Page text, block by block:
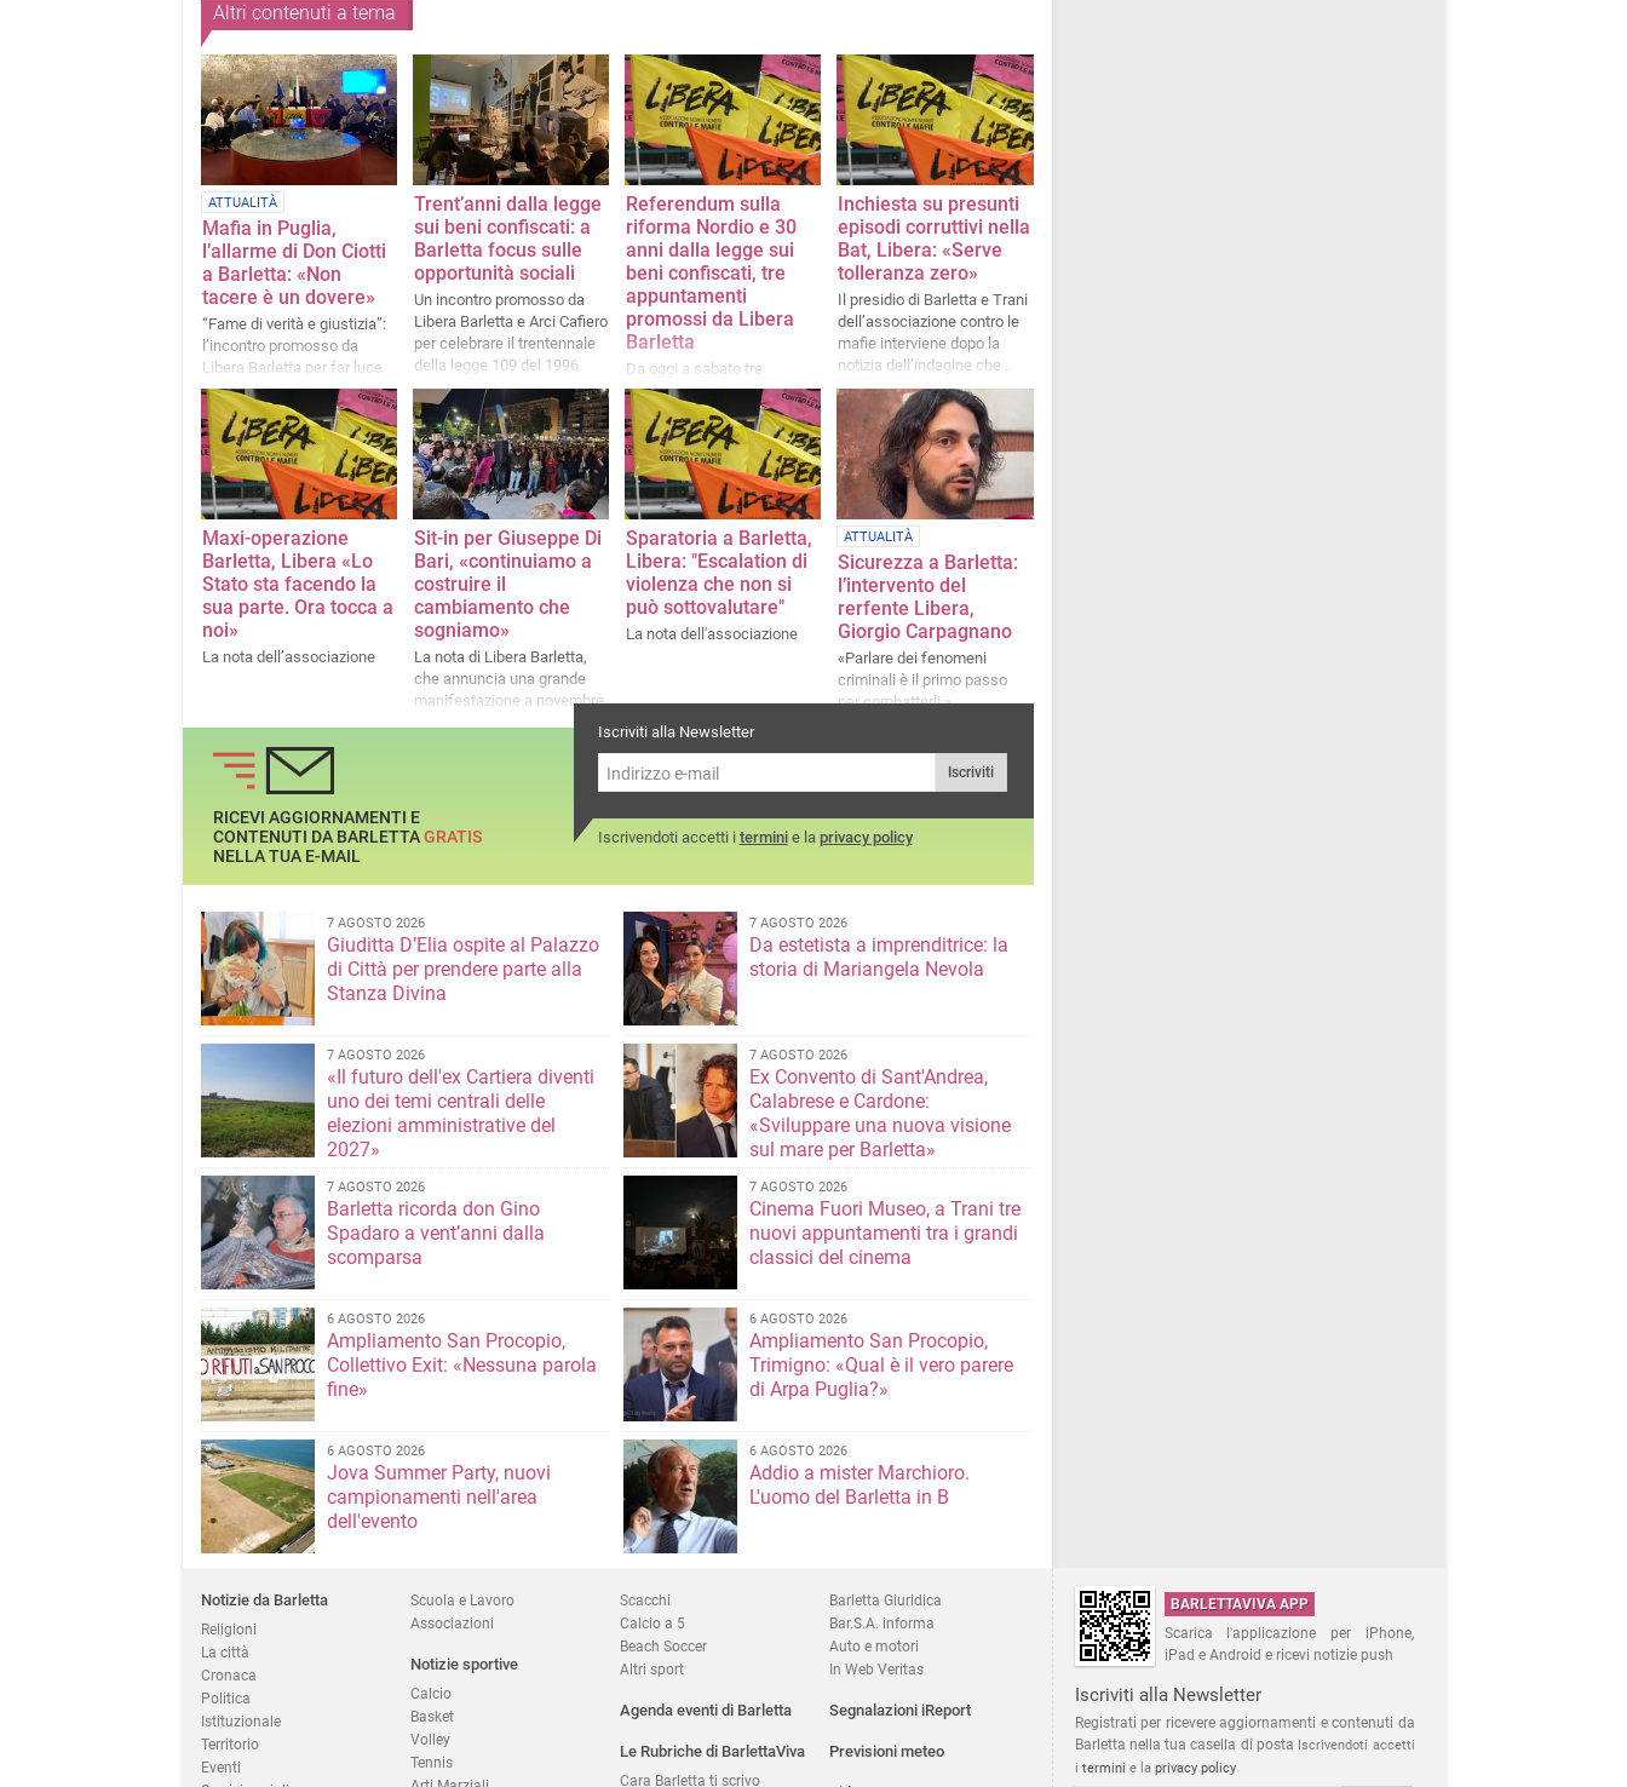
Altri contenuti a tema
ATTUALITÀ
Mafia in Puglia,
l’allarme di Don Ciotti
a Barletta: «Non
tacere è un dovere»
“Fame di verità e giustizia”:
l’incontro promosso da
Libera Barletta per far luce
sulla presenza della
criminalità organizzata nel
territorio della provincia BAT
Trent’anni dalla legge
sui beni confiscati: a
Barletta focus sulle
opportunità sociali
Un incontro promosso da
Libera Barletta e Arci Cafiero
per celebrare il trentennale
della legge 109 del 1996
Referendum sulla
riforma Nordio e 30
anni dalla legge sui
beni confiscati, tre
appuntamenti
promossi da Libera
Barletta
Da oggi a sabato tre
momenti di confronto
Inchiesta su presunti
episodi corruttivi nella
Bat, Libera: «Serve
tolleranza zero»
Il presidio di Barletta e Trani
dell’associazione contro le
mafie interviene dopo la
notizia dell’indagine che
coinvolge il presidente della
Provincia
Maxi-operazione
Barletta, Libera «Lo
Stato sta facendo la
sua parte. Ora tocca a
noi»
La nota dell’associazione
Sit-in per Giuseppe Di
Bari, «continuiamo a
costruire il
cambiamento che
sogniamo»
La nota di Libera Barletta,
che annuncia una grande
manifestazione a novembre
Sparatoria a Barletta,
Libera: "Escalation di
violenza che non si
può sottovalutare"
La nota dell'associazione
ATTUALITÀ
Sicurezza a Barletta:
l’intervento del
rerfente Libera,
Giorgio Carpagnano
«Parlare dei fenomeni
criminali è il primo passo
per combatterli »
Iscriviti alla Newsletter
Iscriviti
Iscrivendoti accetti i terminie la privacy policy
RICEVI AGGIORNAMENTI E
CONTENUTI DA BARLETTAGRATIS
NELLA TUA E-MAIL
7 AGOSTO 2026
Giuditta D’Elia ospite al Palazzo
di Città per prendere parte alla
Stanza Divina
7 AGOSTO 2026
Da estetista a imprenditrice: la
storia di Mariangela Nevola
7 AGOSTO 2026
«Il futuro dell'ex Cartiera diventi
uno dei temi centrali delle
elezioni amministrative del
2027»
7 AGOSTO 2026
Ex Convento di Sant'Andrea,
Calabrese e Cardone:
«Sviluppare una nuova visione
sul mare per Barletta»
7 AGOSTO 2026
Barletta ricorda don Gino
Spadaro a vent’anni dalla
scomparsa
7 AGOSTO 2026
Cinema Fuori Museo, a Trani tre
nuovi appuntamenti tra i grandi
classici del cinema
6 AGOSTO 2026
Ampliamento San Procopio,
Collettivo Exit: «Nessuna parola
fine»
6 AGOSTO 2026
Ampliamento San Procopio,
Trimigno: «Qual è il vero parere
di Arpa Puglia?»
6 AGOSTO 2026
Jova Summer Party, nuovi
campionamenti nell'area
dell'evento
6 AGOSTO 2026
Addio a mister Marchioro.
L'uomo del Barletta in B
Notizie da Barletta
Religioni
La città
Cronaca
Politica
Istituzionale
Territorio
Eventi
Scuola e Lavoro
Associazioni
Notizie sportive
Calcio
Basket
Volley
Tennis
Scacchi
Calcio a 5
Beach Soccer
Altri sport
Agenda eventi di Barletta
Le Rubriche di BarlettaViva
Cara Barletta ti scrivo
Barletta Giuridica
Bar.S.A. informa
Auto e motori
In Web Veritas
Segnalazioni iReport
Previsioni meteo
BARLETTAVIVA APP
Scarica l'applicazione per iPhone,
iPad e Android e ricevi notizie push
Iscriviti alla Newsletter
Registrati per ricevere aggiornamenti e contenuti da
Barletta nella tua casella di posta Iscrivendoti accetti
i termini e la privacy policy